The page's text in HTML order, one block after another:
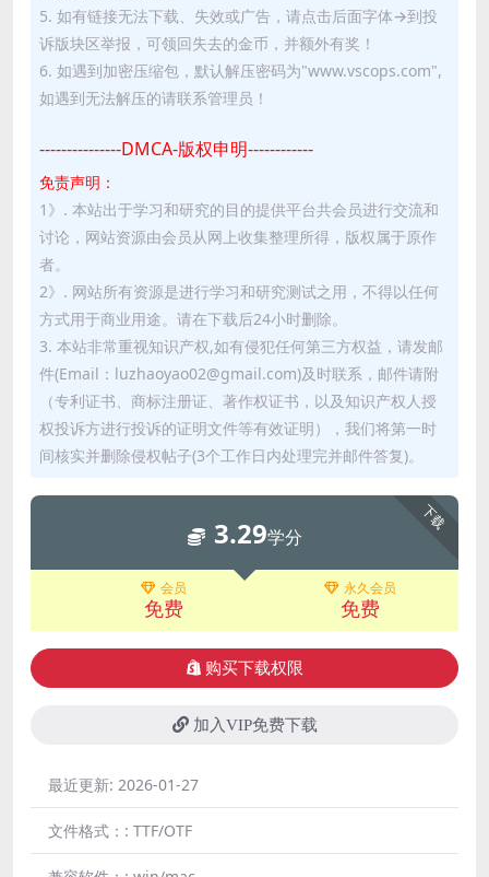
5. 如有链接无法下载、失效或广告，请点击后面字体→到投
诉版块区举报，可领回失去的金币，并额外有奖！
6. 如遇到加密压缩包，默认解压密码为"www.vscops.com",
如遇到无法解压的请联系管理员！
---------------DMCA-版权申明------------
免责声明：
1》. 本站出于学习和研究的目的提供平台共会员进行交流和
讨论，网站资源由会员从网上收集整理所得，版权属于原作
者。
2》. 网站所有资源是进行学习和研究测试之用，不得以任何
方式用于商业用途。请在下载后24小时删除。
3. 本站非常重视知识产权,如有侵犯任何第三方权益，请发邮
件(Email：luzhaoyao02@gmail.com)及时联系，邮件请附
（专利证书、商标注册证、著作权证书，以及知识产权人授
权投诉方进行投诉的证明文件等有效证明），我们将第一时
间核实并删除侵权帖子(3个工作日内处理完并邮件答复)。
下载
3.29学分
会员
免费
永久会员
免费
购买下载权限
加入VIP免费下载
最近更新: 2026-01-27
文件格式：: TTF/OTF